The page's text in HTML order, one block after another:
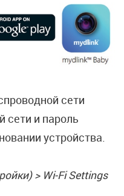
сети
сети и пароль
устройства.
> Wi-Fi Settings